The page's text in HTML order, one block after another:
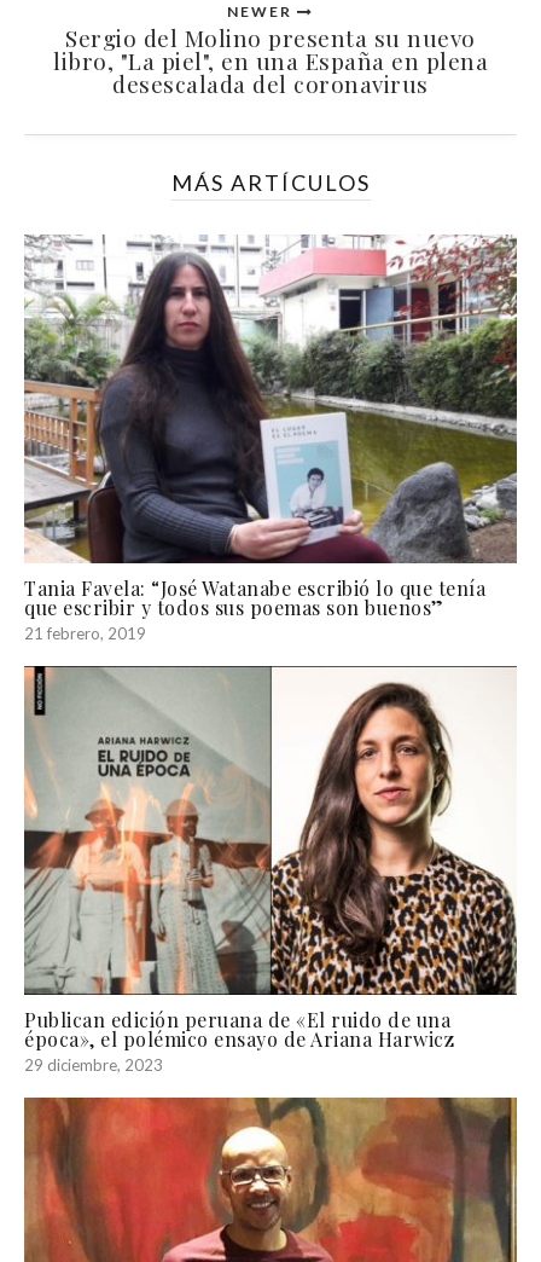
NEWER
Sergio del Molino presenta su nuevo
libro, "La piel", en una España en plena
desescalada del coronavirus
MÁS ARTÍCULOS
Tania Favela: “José Watanabe escribió lo que tenía
que escribir y todos sus poemas son buenos”
21 febrero, 2019
Publican edición peruana de «El ruido de una
época», el polémico ensayo de Ariana Harwicz
29 diciembre, 2023